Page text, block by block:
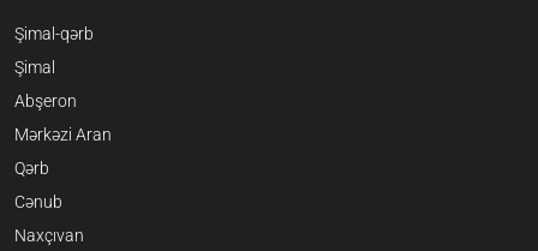
Şimal-qərb
Şimal
Abşeron
Mərkəzi Aran
Qərb
Cənub
Naxçıvan